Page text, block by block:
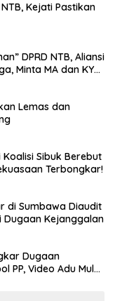
Kejati Pastikan
DPRD NTB, Aliansi
Minta MA dan KY
Lemas dan
Sibuk Berebut
Terbongkar!
di Sumbawa Diaudit
Dugaan Kejanggalan
Dugaan
PP, Video Adu Mulut